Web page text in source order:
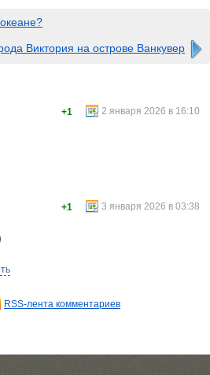
Виктория на острове Ванкувер
2 января 2026 в 16:10
+1
3 января 2026 в 03:38
+1
RSS-лента комментариев